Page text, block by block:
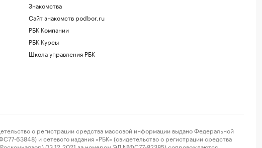
Знакомства
Сайт знакомств podbor.ru
РБК Компании
РБК Курсы
Школа управления РБК
о регистрации средства массовой информации выдано Федеральной
63848) и сетевого издания «РБК» (свидетельство о регистрации средства